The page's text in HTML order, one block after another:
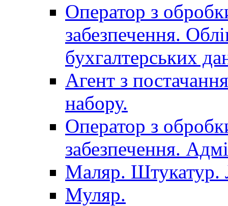
Оператор з
забезпечення.
бухгалтерських
Агент з
набору.
Оператор з
забезпечення.
Маляр. Штукатур.
Муляр.